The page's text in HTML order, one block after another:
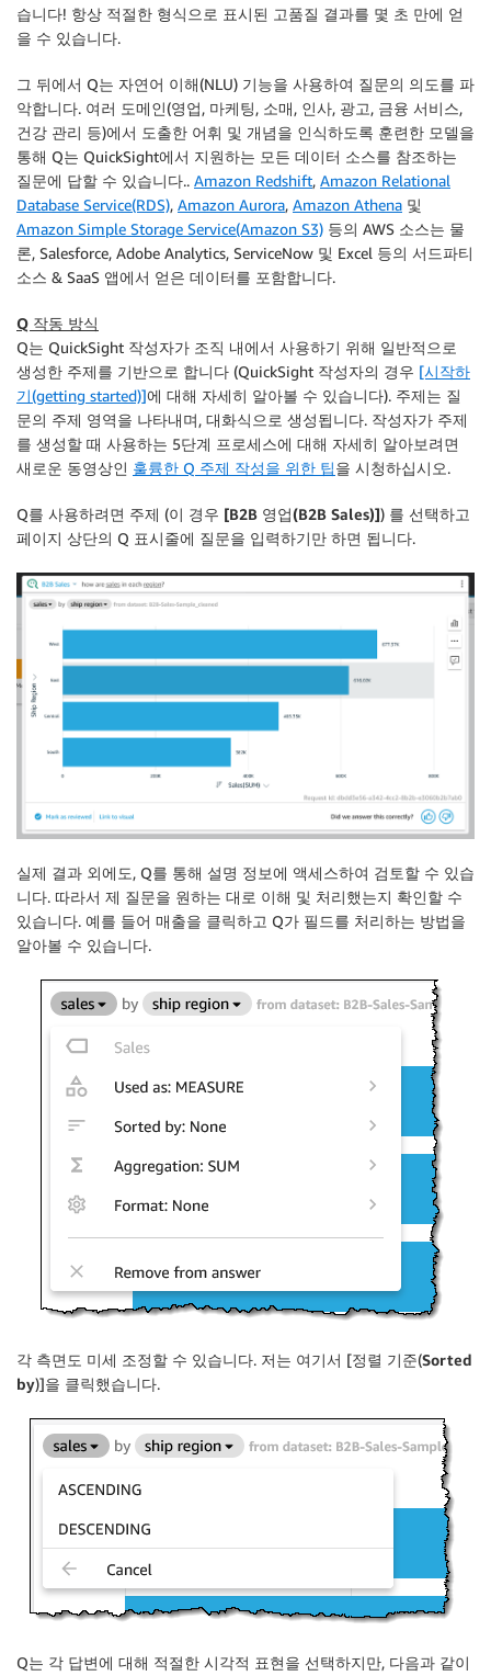
습니다! 항상 적절한 형식으로 표시된 고품질 결과를 몇 초 만에 얻
을 수 있습니다.
그 뒤에서 Q는 자연어 이해(NLU) 기능을 사용하여 질문의 의도를 파
악합니다. 여러 도메인(영업, 마케팅, 소매, 인사, 광고, 금융 서비스,
건강 관리 등)에서 도출한 어휘 및 개념을 인식하도록 훈련한 모델을
통해 Q는 QuickSight에서 지원하는 모든 데이터 소스를 참조하는
질문에 답할 수 있습니다.. Amazon Redshift, Amazon Relational
Database Service(RDS), Amazon Aurora, Amazon Athena 및
Amazon Simple Storage Service(Amazon S3) 등의 AWS 소스는 물
론, Salesforce, Adobe Analytics, ServiceNow 및 Excel 등의 서드파티
소스 & SaaS 앱에서 얻은 데이터를 포함합니다.
Q 작동 방식
Q는 QuickSight 작성자가 조직 내에서 사용하기 위해 일반적으로
생성한 주제를 기반으로 합니다 (QuickSight 작성자의 경우 [시작하
기(getting started)]에 대해 자세히 알아볼 수 있습니다). 주제는 질
문의 주제 영역을 나타내며, 대화식으로 생성됩니다. 작성자가 주제
를 생성할 때 사용하는 5단계 프로세스에 대해 자세히 알아보려면
새로운 동영상인 훌륭한 Q 주제 작성을 위한 팁을 시청하십시오.
Q를 사용하려면 주제 (이 경우 [B2B 영업(B2B Sales)]) 를 선택하고
페이지 상단의 Q 표시줄에 질문을 입력하기만 하면 됩니다.
실제 결과 외에도, Q를 통해 설명 정보에 액세스하여 검토할 수 있습
니다. 따라서 제 질문을 원하는 대로 이해 및 처리했는지 확인할 수
있습니다. 예를 들어 매출을 클릭하고 Q가 필드를 처리하는 방법을
알아볼 수 있습니다.
각 측면도 미세 조정할 수 있습니다. 저는 여기서 [정렬 기준(Sorted
by)]을 클릭했습니다.
Q는 각 답변에 대해 적절한 시각적 표현을 선택하지만, 다음과 같이